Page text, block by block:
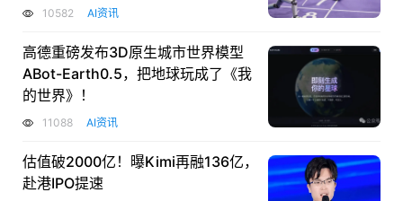
10582 AI资讯
高德重磅发布3D原生城市世界模型
ABot-Earth0.5，把地球玩成了《我
的世界》！
11088 AI资讯
估值破2000亿！曝Kimi再融136亿，
赴港IPO提速